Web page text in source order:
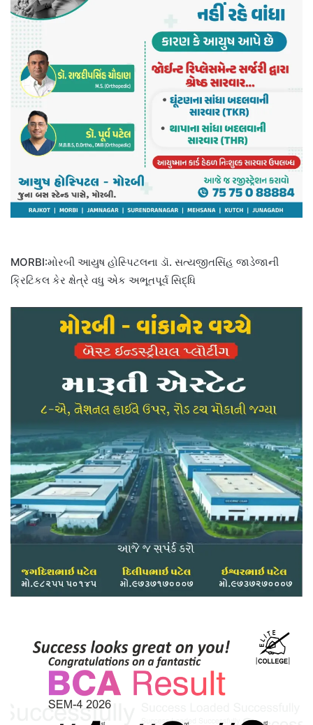
MORBI:મોરબી આયુષ હોસ્પિટલના ડૉ. સત્યજીતસિંહ જાડેજાની
ક્રિટિકલ કેર ક્ષેત્રે વધુ એક અભૂતપૂર્વ સિદ્ધિ